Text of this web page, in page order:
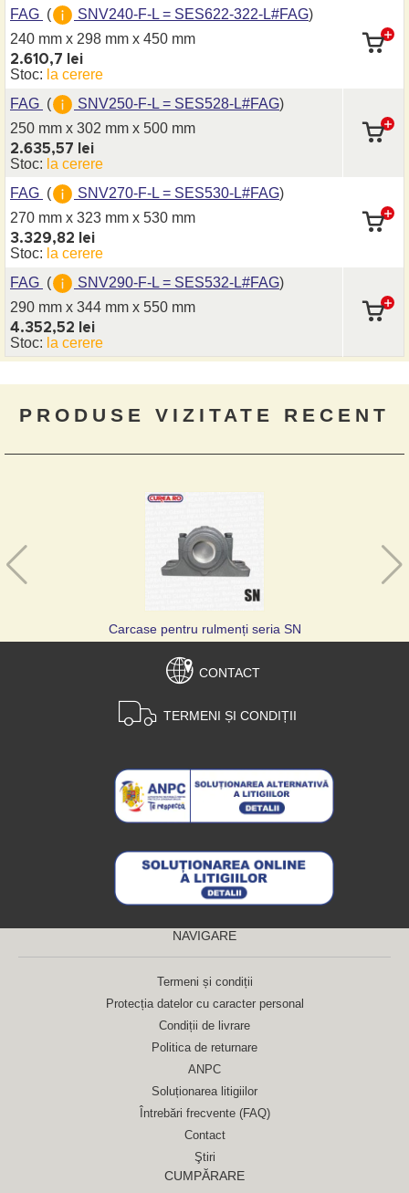
FAG ( SNV240-F-L = SES622-322-L#FAG)
240 mm x 298 mm x 450 mm
2.610,7 lei
Stoc: la cerere
FAG ( SNV250-F-L = SES528-L#FAG)
250 mm x 302 mm x 500 mm
2.635,57 lei
Stoc: la cerere
FAG ( SNV270-F-L = SES530-L#FAG)
270 mm x 323 mm x 530 mm
3.329,82 lei
Stoc: la cerere
FAG ( SNV290-F-L = SES532-L#FAG)
290 mm x 344 mm x 550 mm
4.352,52 lei
Stoc: la cerere
PRODUSE VIZITATE RECENT
Carcase pentru rulmenți seria SN
CONTACT
TERMENI ȘI CONDIȚII
NAVIGARE
Termeni și condiții
Protecția datelor cu caracter personal
Condiții de livrare
Politica de returnare
ANPC
Soluționarea litigiilor
Întrebări frecvente (FAQ)
Contact
Ştiri
CUMPĂRARE